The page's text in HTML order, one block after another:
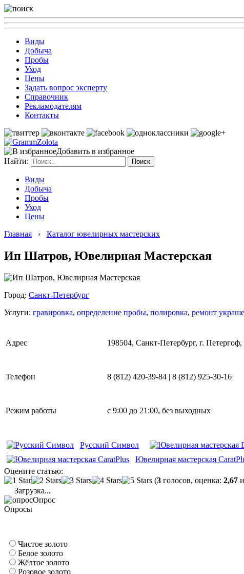
Виды
Добыча
Пробы
Уход
Цены
Задать вопрос эксперту
Справочник
Рекламодателям
Контакты
Добавить в избранное
Найти:
Виды
Добыча
Пробы
Уход
Цены
Главная › Каталог ювелирных мастерских
Ип Шатров, Ювелирная Мастерская
Город: Санкт-Петербург
Услуги: гравировка, определение пробы, полировка, ремонт
Адрес 198504, Санкт-Петербург, г.
Телефон 8 (812) 420-39-84 | 8 (812) 925-30-16
Режим работы c 9:00 до 21:00, без выходных
Русский Символ
Ювелирная мастерская
Оцените статью:
(3 голосов, оценка: 2,67
Загрузка...
Опрос
Опросы
Чистое золото
Белое золото
Жёлтое золото
Розовое золото